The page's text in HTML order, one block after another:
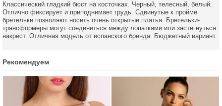
Классический гладкий бюст на косточках. Черный, телесный, белый.
Отлично фиксирует и приподнимает грудь. Сдвинутые к пройме
бретельки позволяют носить очень открытые платья. Бретельки-
трансформеры могут соединиться между лопатками или застегнуться
накрест. Отличная модель от испанского бренда. Бюджетный вариант.
Рекомендуем